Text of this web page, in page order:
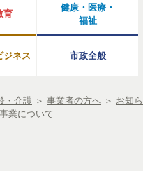
育
健康・医療・
福祉
ジネス 市政全般
・介護 ＞ 事業者の方へ ＞ お知ら
業について